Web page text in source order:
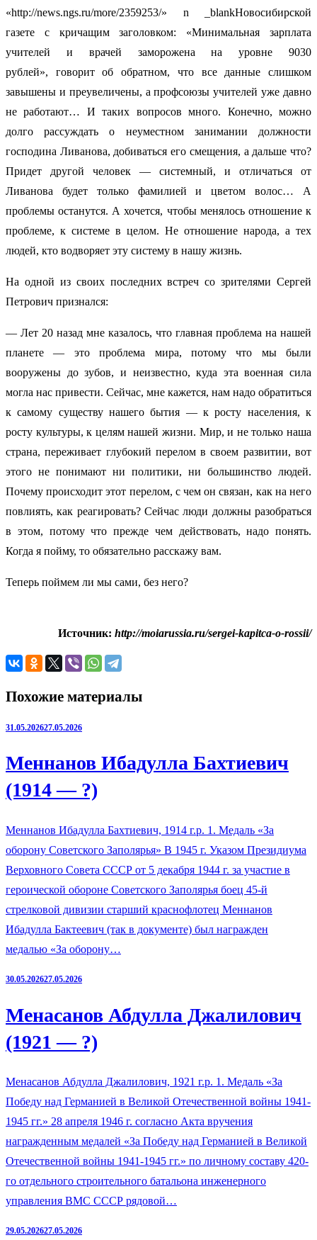
«http://news.ngs.ru/more/2359253/» n _blankНовосибирской
газете с кричащим заголовком: «Минимальная зарплата
учителей и врачей заморожена на уровне 9030
рублей», говорит об обратном, что все данные слишком
завышены и преувеличены, а профсоюзы учителей уже давно
не работают… И таких вопросов много. Конечно, можно
долго рассуждать о неуместном занимании должности
господина Ливанова, добиваться его смещения, а дальше что?
Придет другой человек — системный, и отличаться от
Ливанова будет только фамилией и цветом волос… А
проблемы останутся. А хочется, чтобы менялось отношение к
проблеме, к системе в целом. Не отношение народа, а тех
людей, кто водворяет эту систему в нашу жизнь.
На одной из своих последних встреч со зрителями Сергей
Петрович признался:
— Лет 20 назад мне казалось, что главная проблема на нашей
планете — это проблема мира, потому что мы были
вооружены до зубов, и неизвестно, куда эта военная сила
могла нас привести. Сейчас, мне кажется, нам надо обратиться
к самому существу нашего бытия — к росту населения, к
росту культуры, к целям нашей жизни. Мир, и не только наша
страна, переживает глубокий перелом в своем развитии, вот
этого не понимают ни политики, ни большинство людей.
Почему происходит этот перелом, с чем он связан, как на него
повлиять, как реагировать? Сейчас люди должны разобраться
в этом, потому что прежде чем действовать, надо понять.
Когда я пойму, то обязательно расскажу вам.
Теперь поймем ли мы сами, без него?
Источник: http://moiarussia.ru/sergei-kapitca-o-rossii/
Похожие материалы
31.05.202627.05.2026
Меннанов Ибадулла Бахтиевич
(1914 — ?)
Меннанов Ибадулла Бахтиевич, 1914 г.р. 1. Медаль «За
оборону Советского Заполярья» В 1945 г. Указом Президиума
Верховного Совета СССР от 5 декабря 1944 г. за участие в
героической обороне Советского Заполярья боец 45-й
стрелковой дивизии старший краснофлотец Меннанов
Ибадулла Бактеевич (так в документе) был награжден
медалью «За оборону…
30.05.202627.05.2026
Менасанов Абдулла Джалилович
(1921 — ?)
Менасанов Абдулла Джалилович, 1921 г.р. 1. Медаль «За
Победу над Германией в Великой Отечественной войны 1941-
1945 гг.» 28 апреля 1946 г. согласно Акта вручения
награжденным медалей «За Победу над Германией в Великой
Отечественной войны 1941-1945 гг.» по личному составу 420-
го отдельного строительного батальона инженерного
управления ВМС СССР рядовой…
29.05.202627.05.2026